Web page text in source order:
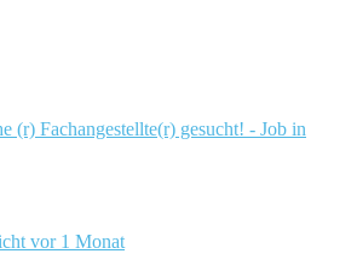
(r) Fachangestellte(r) gesucht! - Job in
vor 1 Monat